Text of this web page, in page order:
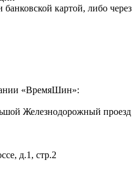
картой, либо через
«ВремяШин»:
Железнодорожный проезд
д.1, стр.2